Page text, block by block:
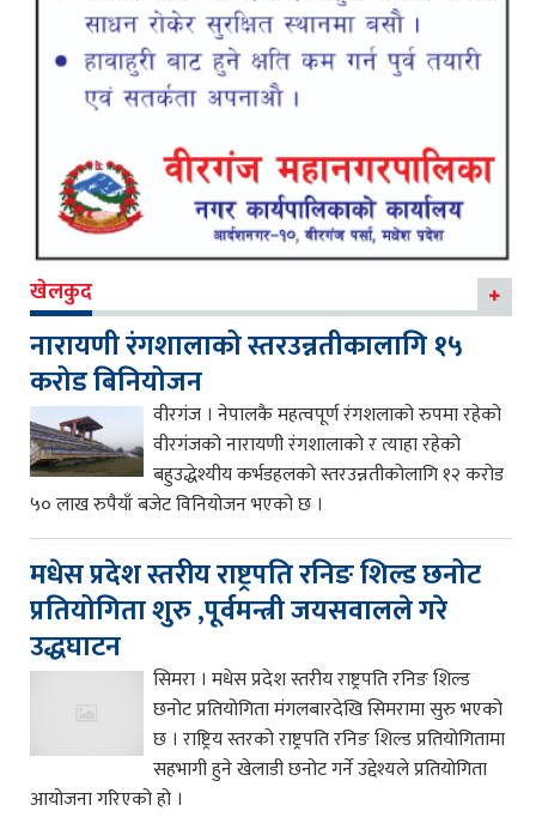
खेलकुद
नारायणी रंगशालाको स्तरउन्नतीकालागि १५
करोड बिनियोजन
वीरगंज । नेपालकै महत्वपूर्ण रंगशलाको रुपमा रहेको
वीरगंजको नारायणी रंगशालाको र त्याहा रहेको
बहुउद्धेश्यीय कर्भडहलको स्तरउन्नतीकोलागि १२ करोड
५० लाख रुपैयाँ बजेट विनियोजन भएको छ ।
मधेस प्रदेश स्तरीय राष्ट्रपति रनिङ शिल्ड छनोट
प्रतियोगिता शुरु ,पूर्वमन्त्री जयसवालले गरे
उद्धघाटन
सिमरा । मधेस प्रदेश स्तरीय राष्ट्रपति रनिङ शिल्ड
छनोट प्रतियोगिता मंगलबारदेखि सिमरामा सुरु भएको
छ । राष्ट्रिय स्तरको राष्ट्रपति रनिङ शिल्ड प्रतियोगितामा
सहभागी हुने खेलाडी छनोट गर्ने उद्देश्यले प्रतियोगिता
आयोजना गरिएको हो ।